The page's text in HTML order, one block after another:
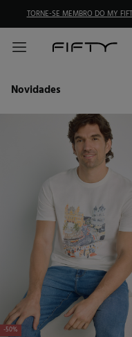
TORNE-SE MEMBRO DO MY
Novidades
-50%